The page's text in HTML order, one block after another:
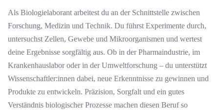
Als Biologielaborant arbeitest du an der Schnittstelle zwischen
Forschung, Medizin und Technik. Du führst Experimente durch,
untersuchst Zellen, Gewebe und Mikroorganismen und wertest
deine Ergebnisse sorgfältig aus. Ob in der Pharmaindustrie, im
Krankenhauslabor oder in der Umweltforschung – du unterstützt
Wissenschaftler:innen dabei, neue Erkenntnisse zu gewinnen und
Produkte zu entwickeln. Präzision, Sorgfalt und ein gutes
Verständnis biologischer Prozesse machen diesen Beruf so